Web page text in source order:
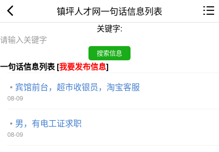
镇坪人才网一句话信息列表
关键字:
一句话信息列表 [我要发布信息]
宾馆前台，超市收银员，淘宝客服
08-09
男，有电工证求职
08-09